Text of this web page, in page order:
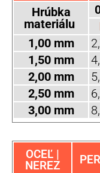
Hrúbka
materiálu
1,00 mm
1,50 mm
2,00 mm
2,50 mm
3,00 mm
OCEĽ |
NEREZ